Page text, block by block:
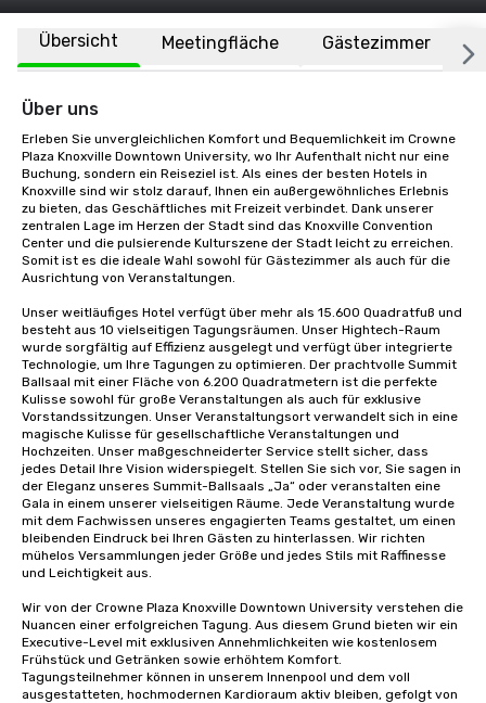
Übersicht Meetingfläche Gästezimmer
Über uns
Erleben Sie unvergleichlichen Komfort und Bequemlichkeit im Crowne
Plaza Knoxville Downtown University, wo Ihr Aufenthalt nicht nur eine
Buchung, sondern ein Reiseziel ist. Als eines der besten Hotels in
Knoxville sind wir stolz darauf, Ihnen ein außergewöhnliches Erlebnis
zu bieten, das Geschäftliches mit Freizeit verbindet. Dank unserer
zentralen Lage im Herzen der Stadt sind das Knoxville Convention
Center und die pulsierende Kulturszene der Stadt leicht zu erreichen.
Somit ist es die ideale Wahl sowohl für Gästezimmer als auch für die
Ausrichtung von Veranstaltungen.
Unser weitläufiges Hotel verfügt über mehr als 15.600 Quadratfuß und
besteht aus 10 vielseitigen Tagungsräumen. Unser Hightech-Raum
wurde sorgfältig auf Effizienz ausgelegt und verfügt über integrierte
Technologie, um Ihre Tagungen zu optimieren. Der prachtvolle Summit
Ballsaal mit einer Fläche von 6.200 Quadratmetern ist die perfekte
Kulisse sowohl für große Veranstaltungen als auch für exklusive
Vorstandssitzungen. Unser Veranstaltungsort verwandelt sich in eine
magische Kulisse für gesellschaftliche Veranstaltungen und
Hochzeiten. Unser maßgeschneiderter Service stellt sicher, dass
jedes Detail Ihre Vision widerspiegelt. Stellen Sie sich vor, Sie sagen in
der Eleganz unseres Summit-Ballsaals „Ja“ oder veranstalten eine
Gala in einem unserer vielseitigen Räume. Jede Veranstaltung wurde
mit dem Fachwissen unseres engagierten Teams gestaltet, um einen
bleibenden Eindruck bei Ihren Gästen zu hinterlassen. Wir richten
mühelos Versammlungen jeder Größe und jedes Stils mit Raffinesse
und Leichtigkeit aus.
Wir von der Crowne Plaza Knoxville Downtown University verstehen die
Nuancen einer erfolgreichen Tagung. Aus diesem Grund bieten wir ein
Executive-Level mit exklusiven Annehmlichkeiten wie kostenlosem
Frühstück und Getränken sowie erhöhtem Komfort.
Tagungsteilnehmer können in unserem Innenpool und dem voll
ausgestatteten, hochmodernen Kardioraum aktiv bleiben, gefolgt von